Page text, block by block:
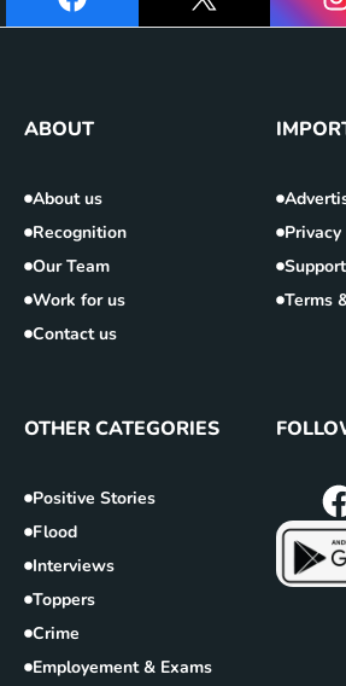
ABOUT
About us
Recognition
Our Team
Work for us
Contact us
Terms
OTHER CATEGORIES
Positive Stories
Flood
Interviews
Toppers
Crime
Employement & Exams